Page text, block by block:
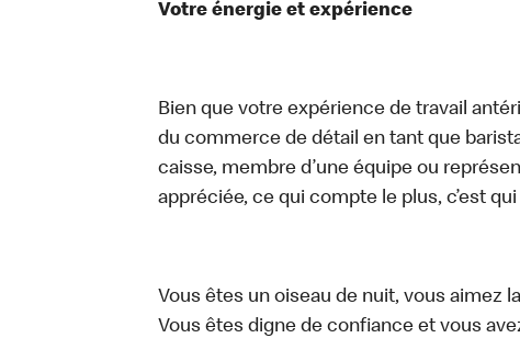
Votre énergie et expérience
Bien que votre expérience de travail
du commerce de détail en tant que
caisse, membre d’une équipe ou
appréciée, ce qui compte le plus, c’est
Vous êtes un oiseau de nuit, vous aimez
Vous êtes digne de confiance et vous